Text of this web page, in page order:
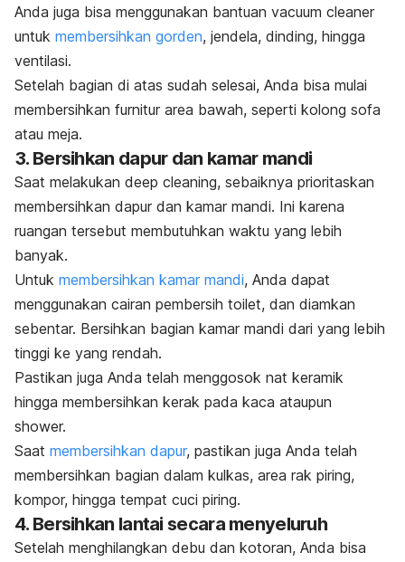
Anda juga bisa menggunakan bantuan vacuum cleaner
untuk membersihkan gorden, jendela, dinding, hingga
ventilasi.
Setelah bagian di atas sudah selesai, Anda bisa mulai
membersihkan furnitur area bawah, seperti kolong sofa
atau meja.
3. Bersihkan dapur dan kamar mandi
Saat melakukan deep cleaning, sebaiknya prioritaskan
membersihkan dapur dan kamar mandi. Ini karena
ruangan tersebut membutuhkan waktu yang lebih
banyak.
Untuk membersihkan kamar mandi, Anda dapat
menggunakan cairan pembersih toilet, dan diamkan
sebentar. Bersihkan bagian kamar mandi dari yang lebih
tinggi ke yang rendah.
Pastikan juga Anda telah menggosok nat keramik
hingga membersihkan kerak pada kaca ataupun
shower.
Saat membersihkan dapur, pastikan juga Anda telah
membersihkan bagian dalam kulkas, area rak piring,
kompor, hingga tempat cuci piring.
4. Bersihkan lantai secara menyeluruh
Setelah menghilangkan debu dan kotoran, Anda bisa